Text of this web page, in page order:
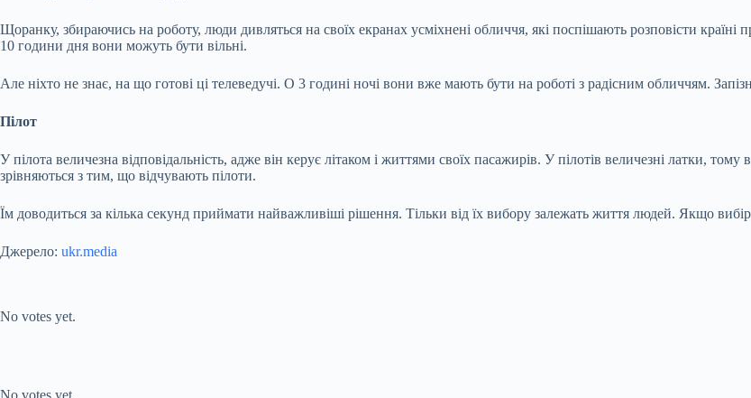
Щоранку, збираючись на роботу, люди дивляться на своїх екранах усміхнені обличчя, які поспішають розповісти країні
10 години дня вони можуть бути вільні.
Але ніхто не знає, на що готові ці телеведучі. О 3 годині ночі вони вже мають бути на роботі з радісним обличчям.
Пілот
У пілота величезна відповідальність, адже він керує літаком і життями своїх пасажирів. У пілотів величезні латки,
зрівняються з тим, що відчувають пілоти.
Їм доводиться за кілька секунд приймати найважливіші рішення. Тільки від їх вибору залежать життя людей. Якщо
Джерело: ukr.media
No votes yet.
No votes yet.